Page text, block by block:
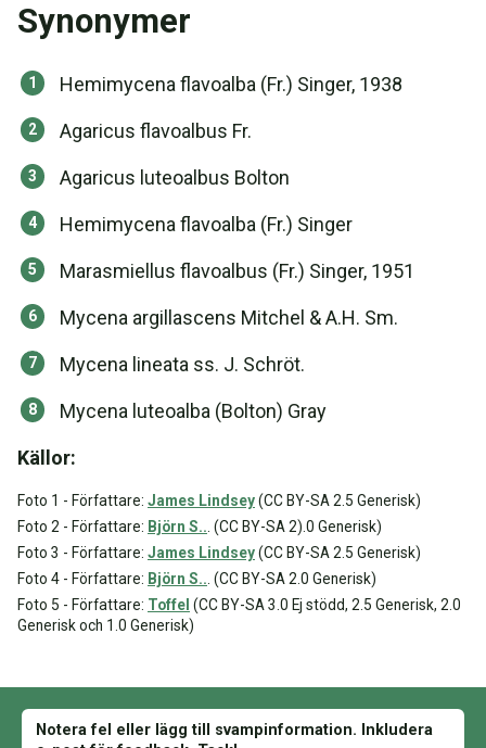
Synonymer
Hemimycena flavoalba (Fr.) Singer, 1938
Agaricus flavoalbus Fr.
Agaricus luteoalbus Bolton
Hemimycena flavoalba (Fr.) Singer
Marasmiellus flavoalbus (Fr.) Singer, 1951
Mycena argillascens Mitchel & A.H. Sm.
Mycena lineata ss. J. Schröt.
Mycena luteoalba (Bolton) Gray
Källor:
Foto 1 - Författare: James Lindsey(CC BY-SA 2.5 Generisk)
Foto 2 - Författare: Björn S.. . (CC BY-SA 2).0 Generisk)
Foto 3 - Författare: James Lindsey(CC BY-SA 2.5 Generisk)
Foto 4 - Författare: Björn S.. . (CC BY-SA 2.0 Generisk)
Foto 5 - Författare: Toffel (CC BY-SA 3.0 Ej stödd, 2.5 Generisk, 2.0
Generisk och 1.0 Generisk)